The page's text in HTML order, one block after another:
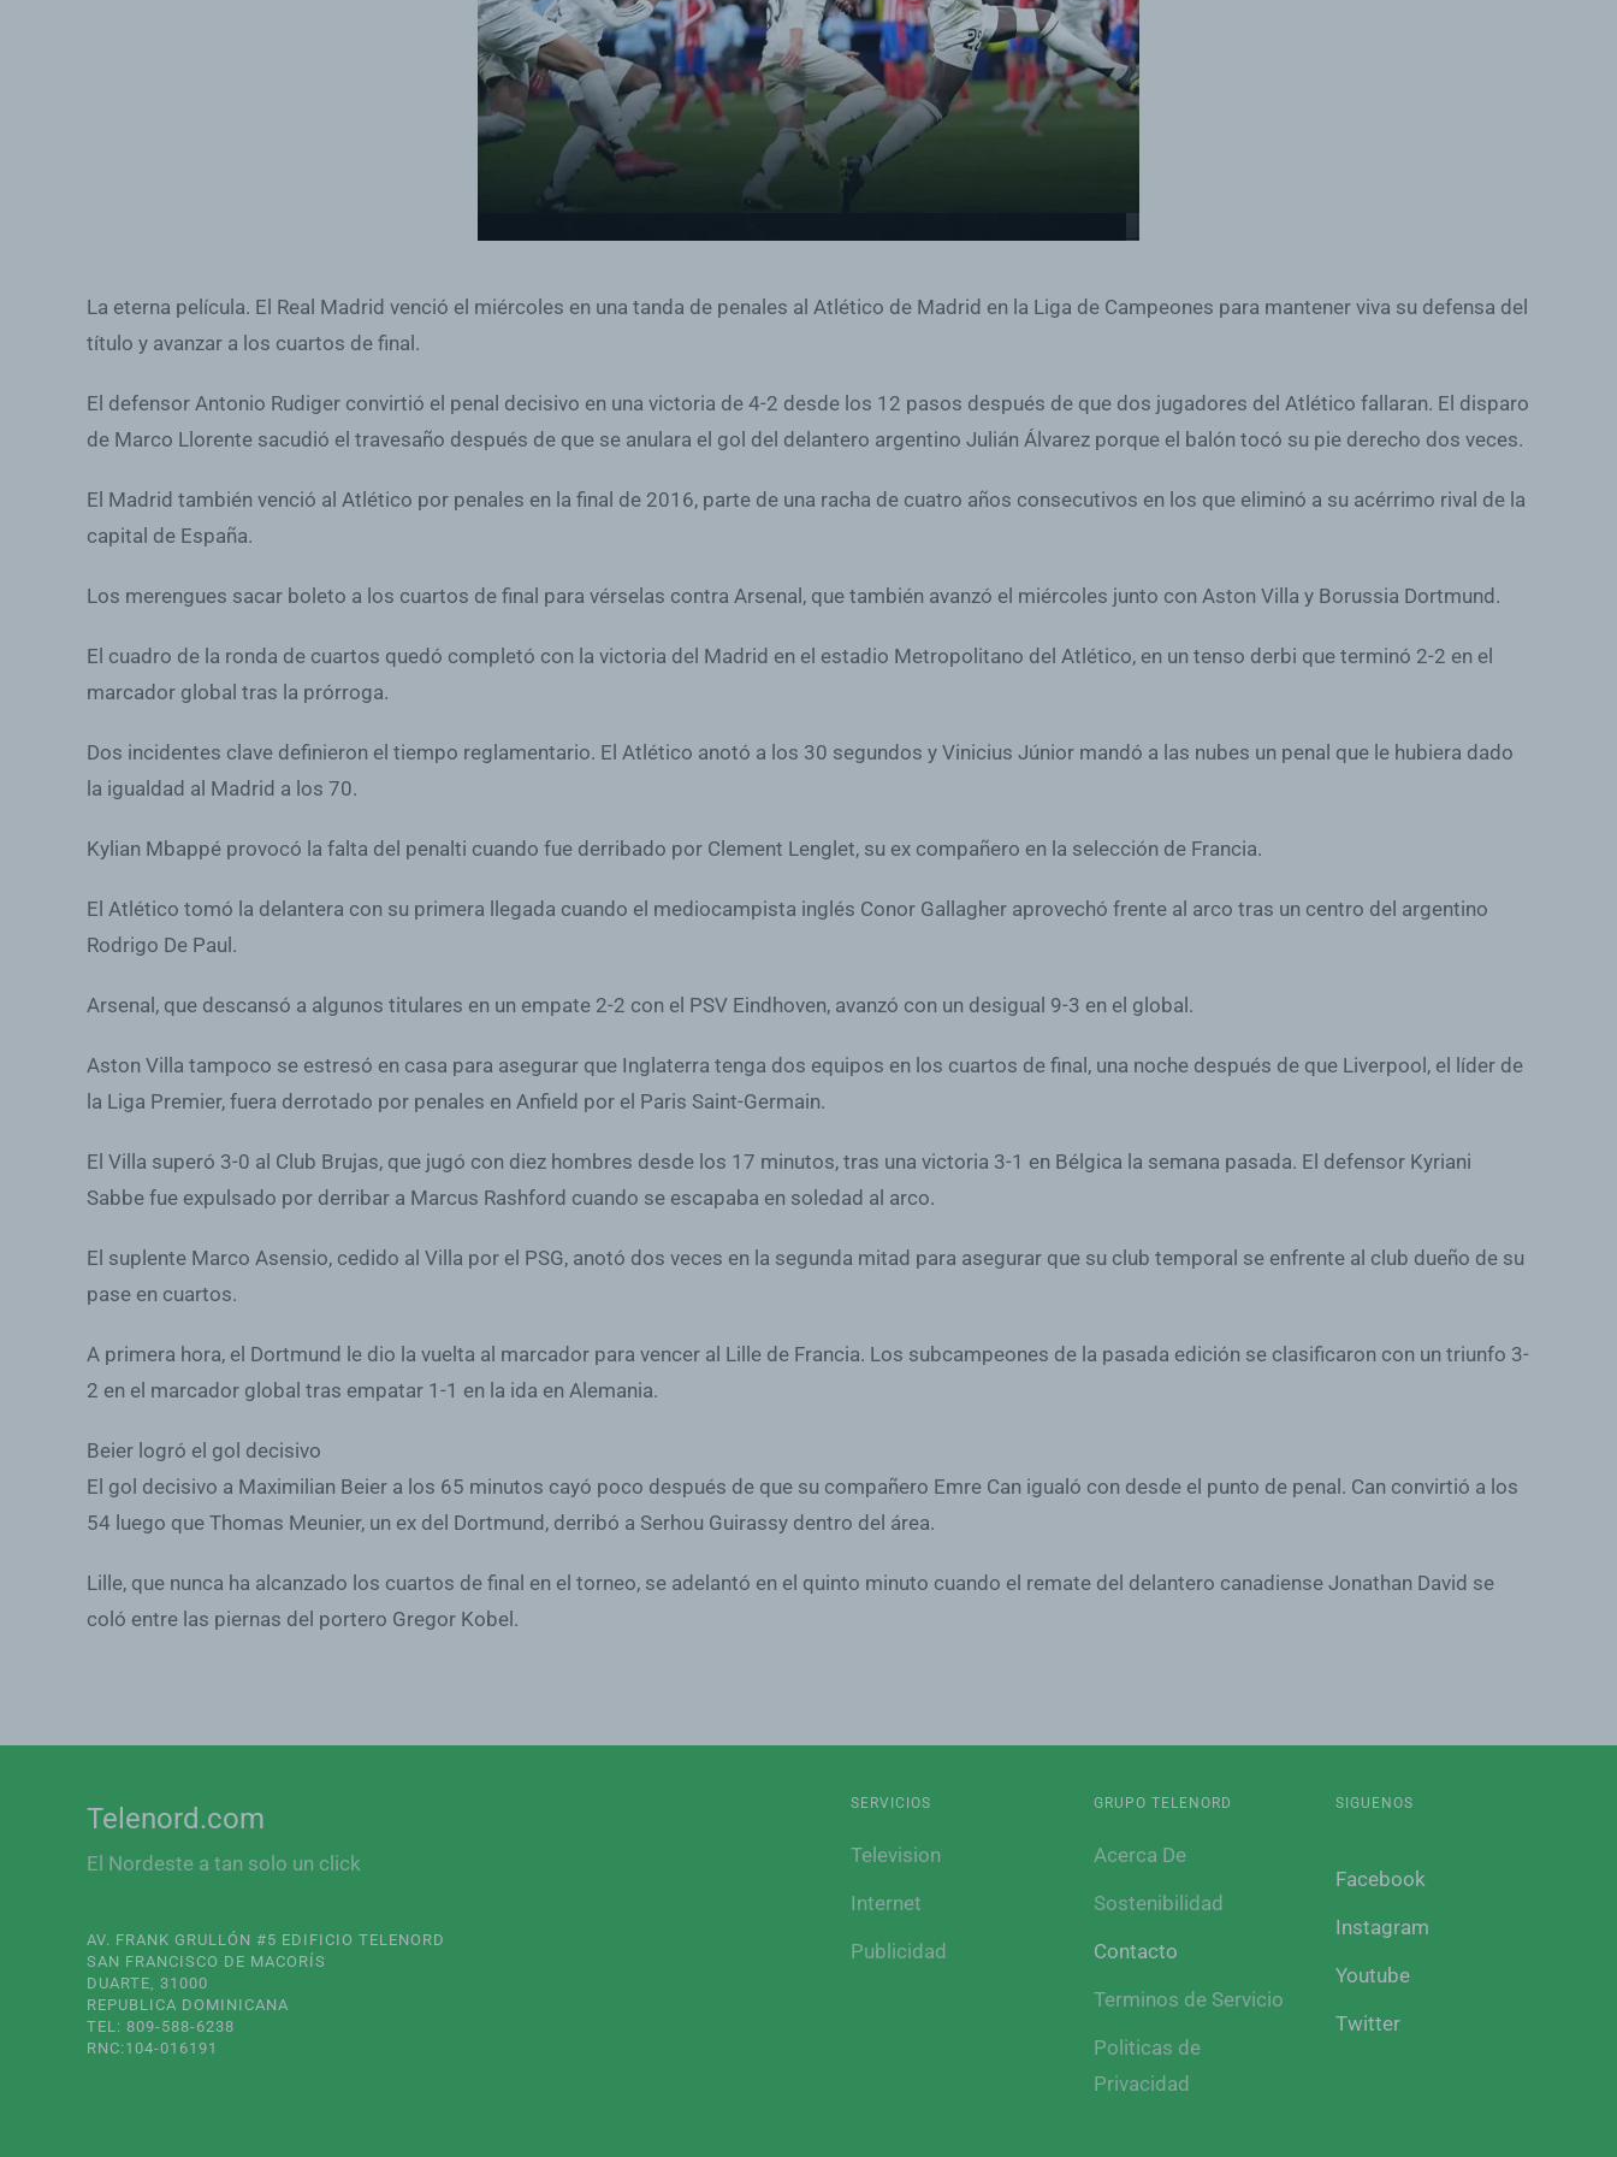
La eterna película. El Real Madrid venció el miércoles en una tanda de penales al Atlético de Madrid en la Liga de Campeones para mantener viva su defensa del
título y avanzar a los cuartos de final.
El defensor Antonio Rudiger convirtió el penal decisivo en una victoria de 4-2 desde los 12 pasos después de que dos jugadores del Atlético fallaran. El disparo
de Marco Llorente sacudió el travesaño después de que se anulara el gol del delantero argentino Julián Álvarez porque el balón tocó su pie derecho dos veces.
El Madrid también venció al Atlético por penales en la final de 2016, parte de una racha de cuatro años consecutivos en los que eliminó a su acérrimo rival de la
capital de España.
Los merengues sacar boleto a los cuartos de final para vérselas contra Arsenal, que también avanzó el miércoles junto con Aston Villa y Borussia Dortmund.
El cuadro de la ronda de cuartos quedó completó con la victoria del Madrid en el estadio Metropolitano del Atlético, en un tenso derbi que terminó 2-2 en el
marcador global tras la prórroga.
Dos incidentes clave definieron el tiempo reglamentario. El Atlético anotó a los 30 segundos y Vinicius Júnior mandó a las nubes un penal que le hubiera dado
la igualdad al Madrid a los 70.
Kylian Mbappé provocó la falta del penalti cuando fue derribado por Clement Lenglet, su ex compañero en la selección de Francia.
El Atlético tomó la delantera con su primera llegada cuando el mediocampista inglés Conor Gallagher aprovechó frente al arco tras un centro del argentino
Rodrigo De Paul.
Arsenal, que descansó a algunos titulares en un empate 2-2 con el PSV Eindhoven, avanzó con un desigual 9-3 en el global.
Aston Villa tampoco se estresó en casa para asegurar que Inglaterra tenga dos equipos en los cuartos de final, una noche después de que Liverpool, el líder de
la Liga Premier, fuera derrotado por penales en Anfield por el Paris Saint-Germain.
El Villa superó 3-0 al Club Brujas, que jugó con diez hombres desde los 17 minutos, tras una victoria 3-1 en Bélgica la semana pasada. El defensor Kyriani
Sabbe fue expulsado por derribar a Marcus Rashford cuando se escapaba en soledad al arco.
El suplente Marco Asensio, cedido al Villa por el PSG, anotó dos veces en la segunda mitad para asegurar que su club temporal se enfrente al club dueño de su
pase en cuartos.
A primera hora, el Dortmund le dio la vuelta al marcador para vencer al Lille de Francia. Los subcampeones de la pasada edición se clasificaron con un triunfo 3-
2 en el marcador global tras empatar 1-1 en la ida en Alemania.
Beier logró el gol decisivo
El gol decisivo a Maximilian Beier a los 65 minutos cayó poco después de que su compañero Emre Can igualó con desde el punto de penal. Can convirtió a los
54 luego que Thomas Meunier, un ex del Dortmund, derribó a Serhou Guirassy dentro del área.
Lille, que nunca ha alcanzado los cuartos de final en el torneo, se adelantó en el quinto minuto cuando el remate del delantero canadiense Jonathan David se
coló entre las piernas del portero Gregor Kobel.
Telenord.com
El Nordeste a tan solo un click
AV. FRANK GRULLÓN #5 EDIFICIO TELENORD
SAN FRANCISCO DE MACORÍS
DUARTE, 31000
REPUBLICA DOMINICANA
TEL: 809-588-6238
RNC:104-016191
SERVICIOS
Television
Internet
Publicidad
GRUPO TELENORD
Acerca De
Sostenibilidad
Contacto
Terminos de Servicio
Politicas de
Privacidad
SIGUENOS
Facebook
Instagram
Youtube
Twitter